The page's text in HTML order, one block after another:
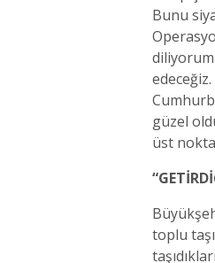
Bunu
güzel
üst
toplu